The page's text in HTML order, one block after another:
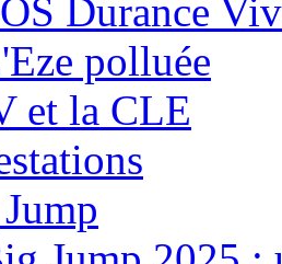
Durance
polluée
et la CLE